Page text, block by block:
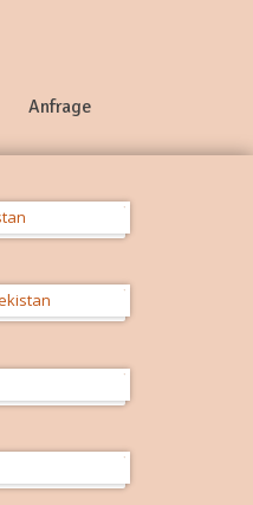
Anfrage